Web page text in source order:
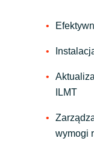
ILMT
wymogi